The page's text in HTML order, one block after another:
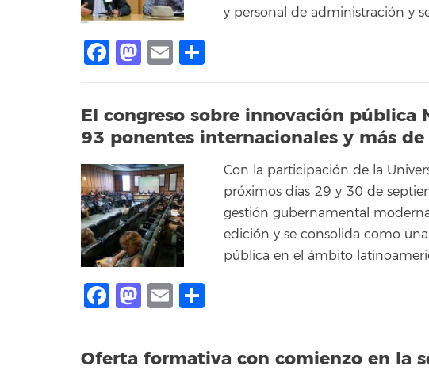
y personal de administración y
Facebook
Mastodon
Email
El congreso sobre innovación pública
93 ponentes internacionales y más
Con la participación de la
próximos días 29 y 30 de
gestión gubernamental
edición y se consolida como
pública en el ámbito
Facebook
Mastodon
Email
Oferta formativa con comienzo en la